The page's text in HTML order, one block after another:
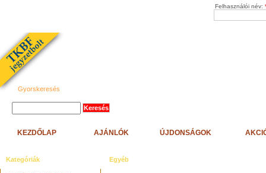
Felhasználói név:
Gyorskeresés
KEZDŐLAP AJÁNLÓK ÚJDONSÁGOK
Kategóriák Egyéb